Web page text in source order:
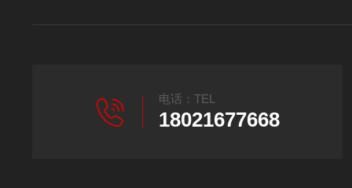
电话：TEL
18021677668